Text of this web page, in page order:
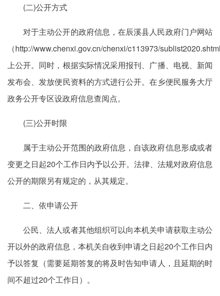
(二)公开方式
对于主动公开的政府信息，在辰溪县人民政府门户网站
（http://www.chenxi.gov.cn/chenxi/c113973/
上公开。同时，根据实际情况采用报刊、广播、电视、新闻
发布会、发放便民资料的方式进行公开。在乡便民服务大厅
政务公开专区设政府信息查阅点。
(三)公开时限
属于主动公开范围的政府信息，自该政府信息形成或者
变更之日起20个工作日内予以公开。法律、法规对政府信息
公开的期限另有规定的，从其规定。
二、依申请公开
公民、法人或者其他组织可以向本机关申请获取主动公
开以外的政府信息，本机关自收到申请之日起20个工作日内
予以答复（需要延期答复的将及时告知申请人，且延期的时
间不超过20个工作日）。